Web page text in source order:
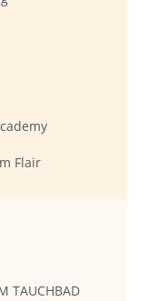
Flair
TAUCHBAD